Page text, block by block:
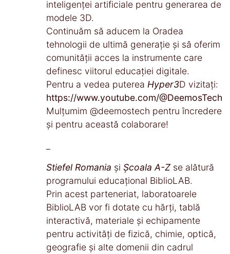
inteligenței artificiale pentru generarea de
modele 3D.
Continuăm să aducem la Oradea
tehnologii de ultimă generație și să oferim
comunității acces la instrumente care
definesc viitorul educației digitale.
Pentru a vedea puterea Hyper3D vizitați:
https://www.youtube.com/@DeemosTech
Mulțumim @deemostech pentru încredere
și pentru această colaborare!
Stiefel Romania și Școala A-Z se alătură
programului educațional BiblioLAB.
Prin acest parteneriat, laboratoarele
BiblioLAB vor fi dotate cu hărți, tablă
interactivă, materiale și echipamente
pentru activități de fizică, chimie, optică,
geografie și alte domenii din cadrul